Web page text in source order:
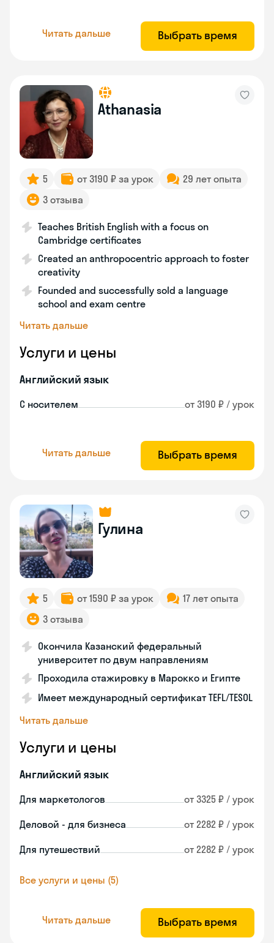
Читать дальше Выбрать время
Athanasia
5 от 3190 ₽ за урок
29 лет опыта
3 отзыва
Teaches British English with a focus on
Cambridge certificates
Created an anthropocentric approach to foster
creativity
Founded and successfully sold a language
school and exam centre
Читать дальше
Услуги и цены
Английский язык
С носителем от 3190 ₽ / урок
Читать дальше Выбрать время
Гулина
5 от 1590 ₽ за урок
17 лет опыта
3 отзыва
Окончила Казанский федеральный
университет по двум направлениям
Проходила стажировку в Марокко и Египте
Имеет международный сертификат TEFL/TESOL
Читать дальше
Услуги и цены
Английский язык
Для маркетологов от 3325 ₽ / урок
Деловой - для бизнеса от 2282 ₽ / урок
Для путешествий от 2282 ₽ / урок
Все услуги и цены (5)
Читать дальше Выбрать время